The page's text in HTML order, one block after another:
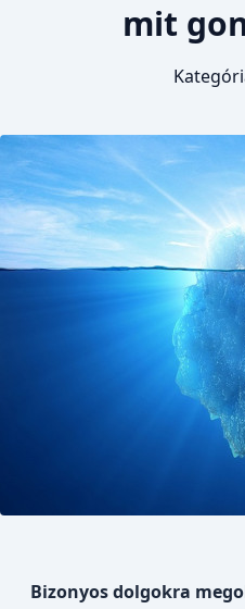
mit
Bizonyos dolgokra